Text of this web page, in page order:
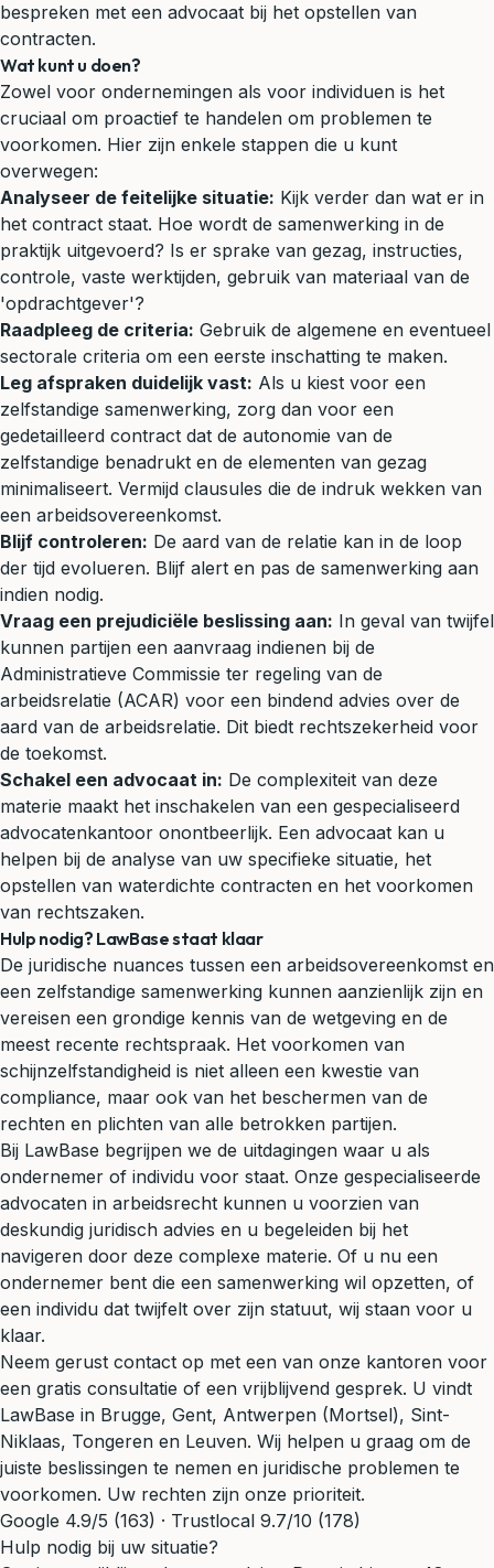
bespreken met een advocaat bij het opstellen van
contracten.
Wat kunt u doen?
Zowel voor ondernemingen als voor individuen is het
cruciaal om proactief te handelen om problemen te
voorkomen. Hier zijn enkele stappen die u kunt
overwegen:
Analyseer de feitelijke situatie: Kijk verder dan wat er in
het contract staat. Hoe wordt de samenwerking in de
praktijk uitgevoerd? Is er sprake van gezag, instructies,
controle, vaste werktijden, gebruik van materiaal van de
'opdrachtgever'?
Raadpleeg de criteria: Gebruik de algemene en eventueel
sectorale criteria om een eerste inschatting te maken.
Leg afspraken duidelijk vast: Als u kiest voor een
zelfstandige samenwerking, zorg dan voor een
gedetailleerd contract dat de autonomie van de
zelfstandige benadrukt en de elementen van gezag
minimaliseert. Vermijd clausules die de indruk wekken van
een arbeidsovereenkomst.
Blijf controleren: De aard van de relatie kan in de loop
der tijd evolueren. Blijf alert en pas de samenwerking aan
indien nodig.
Vraag een prejudiciële beslissing aan: In geval van twijfel
kunnen partijen een aanvraag indienen bij de
Administratieve Commissie ter regeling van de
arbeidsrelatie (ACAR) voor een bindend advies over de
aard van de arbeidsrelatie. Dit biedt rechtszekerheid voor
de toekomst.
Schakel een advocaat in: De complexiteit van deze
materie maakt het inschakelen van een gespecialiseerd
advocatenkantoor onontbeerlijk. Een advocaat kan u
helpen bij de analyse van uw specifieke situatie, het
opstellen van waterdichte contracten en het voorkomen
van rechtszaken.
Hulp nodig? LawBase staat klaar
De juridische nuances tussen een arbeidsovereenkomst en
een zelfstandige samenwerking kunnen aanzienlijk zijn en
vereisen een grondige kennis van de wetgeving en de
meest recente rechtspraak. Het voorkomen van
schijnzelfstandigheid is niet alleen een kwestie van
compliance, maar ook van het beschermen van de
rechten en plichten van alle betrokken partijen.
Bij LawBase begrijpen we de uitdagingen waar u als
ondernemer of individu voor staat. Onze gespecialiseerde
advocaten in arbeidsrecht kunnen u voorzien van
deskundig juridisch advies en u begeleiden bij het
navigeren door deze complexe materie. Of u nu een
ondernemer bent die een samenwerking wil opzetten, of
een individu dat twijfelt over zijn statuut, wij staan voor u
klaar.
Neem gerust contact op met een van onze kantoren voor
een gratis consultatie of een vrijblijvend gesprek. U vindt
LawBase in Brugge, Gent, Antwerpen (Mortsel), Sint-
Niklaas, Tongeren en Leuven. Wij helpen u graag om de
juiste beslissingen te nemen en juridische problemen te
voorkomen. Uw rechten zijn onze prioriteit.
Google 4.9/5 (163) · Trustlocal 9.7/10 (178)
Hulp nodig bij uw situatie?